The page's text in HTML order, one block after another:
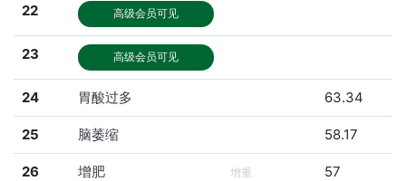
22 高级会员可见
23 高级会员可见
24 胃酸过多 63.34
25 脑萎缩 58.17
26 增肥 增重 57